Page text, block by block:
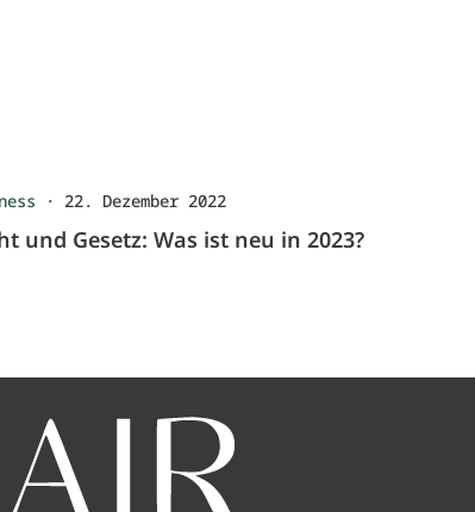
· 22. Dezember 2022
und Gesetz: Was ist neu in 2023?